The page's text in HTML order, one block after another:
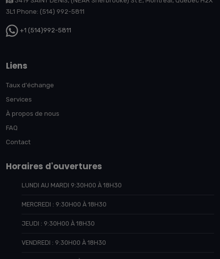
3L1 Phone: (514) 992-5811
+1 (514)992-5811
Liens
Taux d'échange
Services
À propos de nous
FAQ
Contact
Horaires d'ouvertures
LUNDI AU MARDI 9:30H00 À 18H30
MERCREDI : 9:30H00 À 18H30
JEUDI : 9:30H00 À 18H30
VENDREDI : 9:30H00 À 18H30